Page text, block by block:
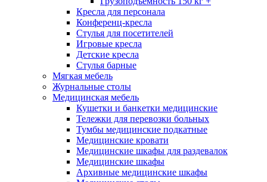
Кресла для персонала
Конференц-кресла
Стулья для посетителей
Игровые кресла
Детские кресла
Стулья барные
Мягкая мебель
Журнальные столы
Медицинская мебель
Кушетки и банкетки медицинские
Тележки для перевозки больных
Тумбы медицинские подкатные
Медицинские кровати
Медицинские шкафы для раздевалок
Медицинские шкафы
Архивные медицинские шкафы